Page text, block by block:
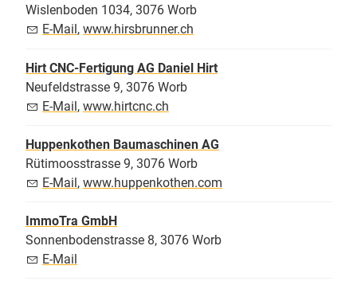
Wislenboden 1034, 3076 Worb
E-Mail , www.hirsbrunner.ch
Hirt CNC-Fertigung AG Daniel Hirt
Neufeldstrasse 9, 3076 Worb
E-Mail, www.hirtcnc.ch
Huppenkothen Baumaschinen AG
Rütimoosstrasse 9, 3076 Worb
E-Mail, www.huppenkothen.com
ImmoTra GmbH
Sonnenbodenstrasse 8, 3076 Worb
E-Mail